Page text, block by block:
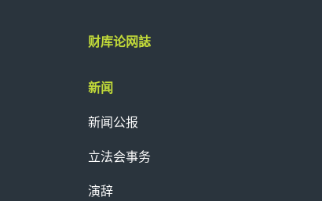
财库论网誌
新闻
新闻公报
立法会事务
演辞